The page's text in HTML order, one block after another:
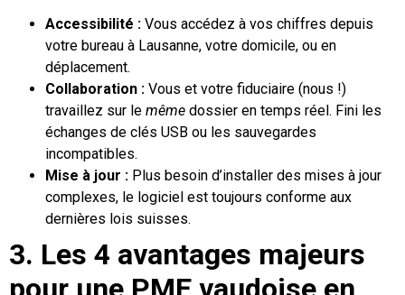
Accessibilité : Vous accédez à vos chiffres depuis
votre bureau à Lausanne, votre domicile, ou en
déplacement.
Collaboration : Vous et votre fiduciaire (nous !)
travaillez sur le même dossier en temps réel. Fini les
échanges de clés USB ou les sauvegardes
incompatibles.
Mise à jour : Plus besoin d’installer des mises à jour
complexes, le logiciel est toujours conforme aux
dernières lois suisses.
3. Les 4 avantages majeurs